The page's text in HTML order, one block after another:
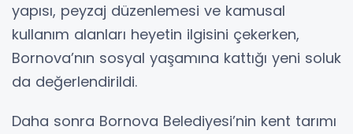
yapısı, peyzaj düzenlemesi ve kamusal
kullanım alanları heyetin ilgisini çekerken,
Bornova’nın sosyal yaşamına kattığı yeni soluk
da değerlendirildi.
Daha sonra Bornova Belediyesi’nin kent tarımı